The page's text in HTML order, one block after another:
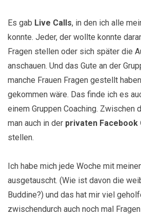
Es gab Live Calls, in den ich alle
konnte. Jeder, der wollte konnte
Fragen stellen oder sich später die
anschauen. Und das Gute an der
manche Frauen Fragen gestellt
gekommen wäre. Das finde ich es
einem Gruppen Coaching. Zwischen
man auch in der privaten Facebook
stellen.
Ich habe mich jede Woche mit
ausgetauscht. (Wie ist davon die
Buddine?) und das hat mir viel
zwischendurch auch noch mal